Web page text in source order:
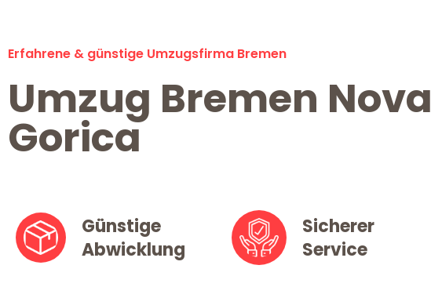
Erfahrene & günstige Umzugsfirma Bremen
Umzug Bremen Nova
Gorica
Günstige
Abwicklung
Sicherer
Service